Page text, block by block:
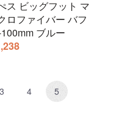
ス ビッグフット マ
ロファイバー バフ
ブルー
3 4 5